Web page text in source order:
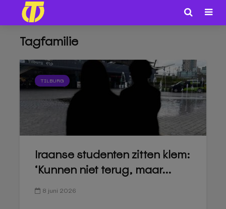
Tagfamilie
TILBURG
Iraanse studenten zitten klem:
‘Kunnen niet terug, maar...
8 juni 2026